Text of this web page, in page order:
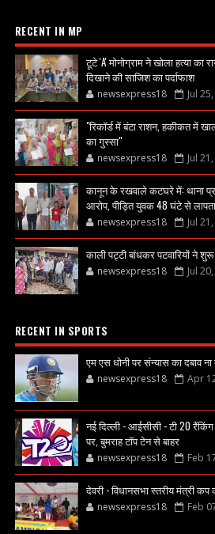
RECENT IN MP
टूटे 'A' मोनोग्राम ने खोला हत्या
दिखाने की साजिश का पर्दाफाश
newsexpress18 Jul
"रिकॉर्ड में बंटा राशन, हकीकत में
का गुस्सा"
newsexpress18 Jul
कानून के रखवाले कटघरे में: थाना
आरोप, पीड़ित युवक 48 घंटे से लापता
newsexpress18 Jul
काली पट्टी बांधकर पटवारियों ने
newsexpress18 Jul
RECENT IN SPORTS
एम एस धोनी पर संन्यास का दबाव
newsexpress18 Apr
नई दिल्ली - आईसीसी - टी 20
पर, बुमराह टॉप टेन से बाहर
newsexpress18 Feb
देवरी - विधानसभा स्तरीय मंत्री
newsexpress18 Feb